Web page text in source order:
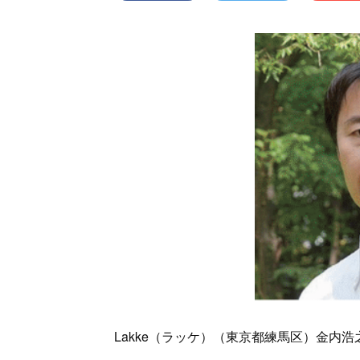
Lakke（ラッケ）（東京都練馬区）金内浩